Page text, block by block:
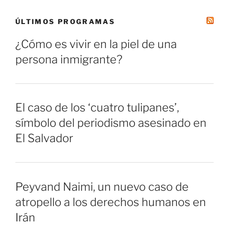
ÚLTIMOS PROGRAMAS
¿Cómo es vivir en la piel de una
persona inmigrante?
El caso de los ‘cuatro tulipanes’,
símbolo del periodismo asesinado en
El Salvador
Peyvand Naimi, un nuevo caso de
atropello a los derechos humanos en
Irán